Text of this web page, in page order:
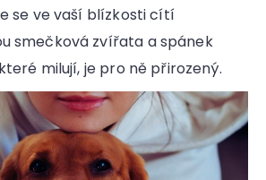
se ve vaší blízkosti cítí
smečková zvířata a spánek
milují, je pro ně přirozený.